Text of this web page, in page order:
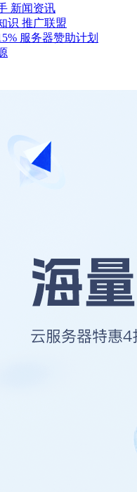
新闻资讯
识 推广联盟
服务器赞助计划